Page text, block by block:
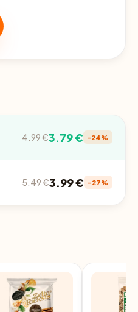
4.99 €3.79 € -24%
5.49 €3.99 € -27%